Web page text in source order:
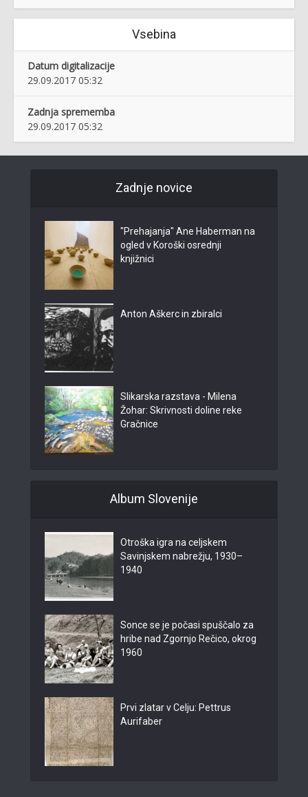
Vsebina
Datum digitalizacije
29.09.2017 05:32
Zadnja sprememba
29.09.2017 05:32
Zadnje novice
"Prehajanja" Ane Haberman na
ogled v Koroški osrednji
knjižnici
Anton Aškerc in zbiralci
Slikarska razstava - Milena
Žohar: Skrivnosti doline reke
Gračnice
Album Slovenije
Otroška igra na celjskem
Savinjskem nabrežju, 1930–
1940
Sonce se je počasi spuščalo za
hribe nad Zgornjo Rečico, okrog
1960
Prvi zlatar v Celju: Pettrus
Aurifaber